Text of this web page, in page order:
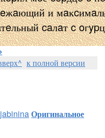
и
caлaт c
⠀
к полной версии
Оригинальное